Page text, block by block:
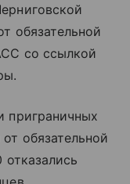
обязательной
со ссылкой
приграничных
обязательной